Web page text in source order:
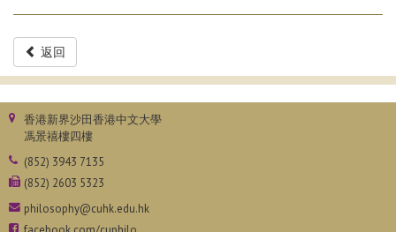
返回
香港新界沙田香港中文大學
馮景禧樓四樓
(852) 3943 7135
(852) 2603 5323
philosophy@cuhk.edu.hk